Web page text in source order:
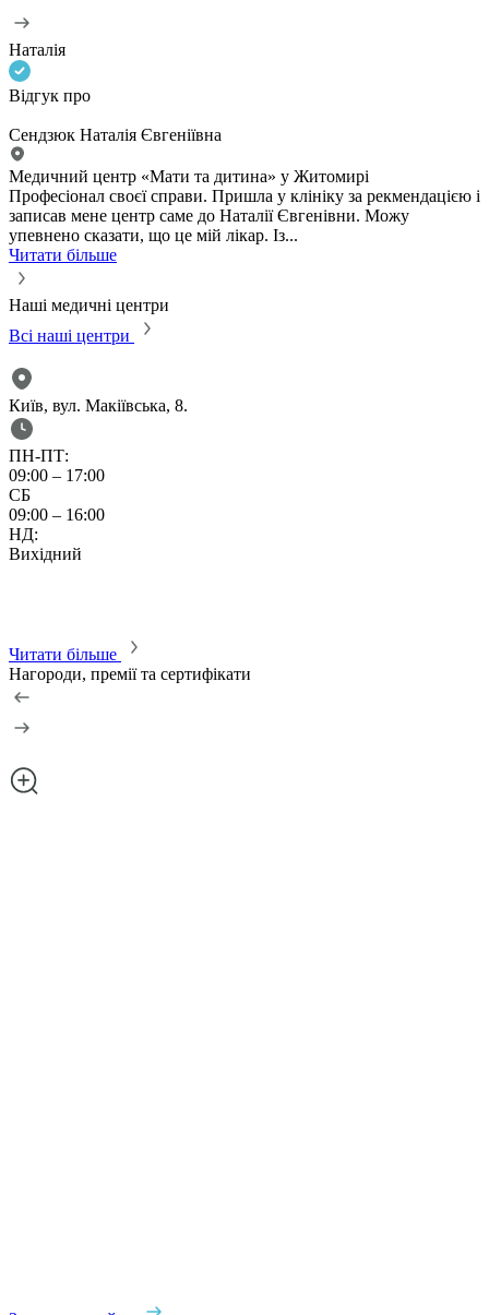
Наталія
Відгук про
Сендзюк Наталія Євгеніївна
Медичний центр «Мати та дитина» у Житомирі
Професіонал своєї справи. Пришла у клініку за рекмендацією і
записав мене центр саме до Наталії Євгенівни. Можу
упевнено сказати, що це мій лікар. Із...
Читати більше
Наші медичні центри
Всі наші центри
Київ, вул. Макіївська, 8.
ПН-ПТ:
09:00 – 17:00
СБ
09:00 – 16:00
НД:
Вихідний
Читати більше
Нагороди, премії та сертифікати